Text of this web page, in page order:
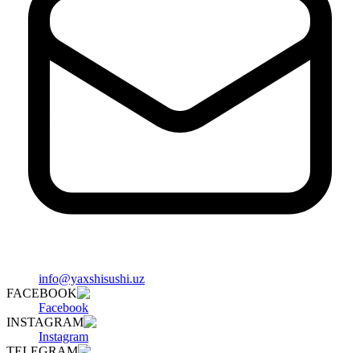
info@yaxshisushi.uz
FACEBOOK
Facebook
INSTAGRAM
Instagram